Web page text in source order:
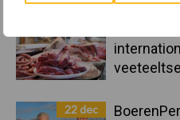
22 dec